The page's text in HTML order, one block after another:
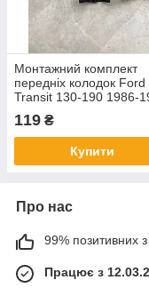
Монтажний комплект
передніх колодок Ford
Transit 130-190 1986-
119 ₴
Купити
Про нас
99% позитивних з
Працює з